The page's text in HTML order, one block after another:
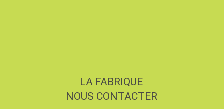
LA FABRIQUE
NOUS CONTACTER